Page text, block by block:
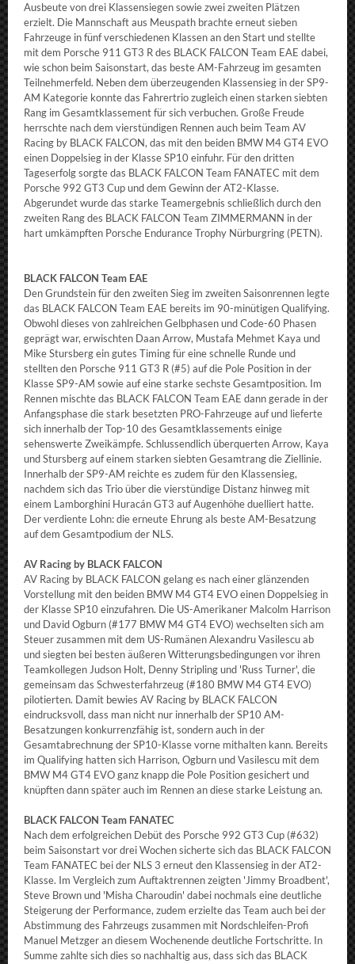
Ausbeute von drei Klassensiegen sowie zwei zweiten Plätzen
erzielt. Die Mannschaft aus Meuspath brachte erneut sieben
Fahrzeuge in fünf verschiedenen Klassen an den Start und stellte
mit dem Porsche 911 GT3 R des BLACK FALCON Team EAE dabei,
wie schon beim Saisonstart, das beste AM-Fahrzeug im gesamten
Teilnehmerfeld. Neben dem überzeugenden Klassensieg in der SP9-
AM Kategorie konnte das Fahrertrio zugleich einen starken siebten
Rang im Gesamtklassement für sich verbuchen. Große Freude
herrschte nach dem vierstündigen Rennen auch beim Team AV
Racing by BLACK FALCON, das mit den beiden BMW M4 GT4 EVO
einen Doppelsieg in der Klasse SP10 einfuhr. Für den dritten
Tageserfolg sorgte das BLACK FALCON Team FANATEC mit dem
Porsche 992 GT3 Cup und dem Gewinn der AT2-Klasse.
Abgerundet wurde das starke Teamergebnis schließlich durch den
zweiten Rang des BLACK FALCON Team ZIMMERMANN in der
hart umkämpften Porsche Endurance Trophy Nürburgring (PETN).
BLACK FALCON Team EAE
Den Grundstein für den zweiten Sieg im zweiten Saisonrennen legte
das BLACK FALCON Team EAE bereits im 90-minütigen Qualifying.
Obwohl dieses von zahlreichen Gelbphasen und Code-60 Phasen
geprägt war, erwischten Daan Arrow, Mustafa Mehmet Kaya und
Mike Stursberg ein gutes Timing für eine schnelle Runde und
stellten den Porsche 911 GT3 R (#5) auf die Pole Position in der
Klasse SP9-AM sowie auf eine starke sechste Gesamtposition. Im
Rennen mischte das BLACK FALCON Team EAE dann gerade in der
Anfangsphase die stark besetzten PRO-Fahrzeuge auf und lieferte
sich innerhalb der Top-10 des Gesamtklassements einige
sehenswerte Zweikämpfe. Schlussendlich überquerten Arrow, Kaya
und Stursberg auf einem starken siebten Gesamtrang die Ziellinie.
Innerhalb der SP9-AM reichte es zudem für den Klassensieg,
nachdem sich das Trio über die vierstündige Distanz hinweg mit
einem Lamborghini Huracán GT3 auf Augenhöhe duelliert hatte.
Der verdiente Lohn: die erneute Ehrung als beste AM-Besatzung
auf dem Gesamtpodium der NLS.
AV Racing by BLACK FALCON
AV Racing by BLACK FALCON gelang es nach einer glänzenden
Vorstellung mit den beiden BMW M4 GT4 EVO einen Doppelsieg in
der Klasse SP10 einzufahren. Die US-Amerikaner Malcolm Harrison
und David Ogburn (#177 BMW M4 GT4 EVO) wechselten sich am
Steuer zusammen mit dem US-Rumänen Alexandru Vasilescu ab
und siegten bei besten äußeren Witterungsbedingungen vor ihren
Teamkollegen Judson Holt, Denny Stripling und 'Russ Turner', die
gemeinsam das Schwesterfahrzeug (#180 BMW M4 GT4 EVO)
pilotierten. Damit bewies AV Racing by BLACK FALCON
eindrucksvoll, dass man nicht nur innerhalb der SP10 AM-
Besatzungen konkurrenzfähig ist, sondern auch in der
Gesamtabrechnung der SP10-Klasse vorne mithalten kann. Bereits
im Qualifying hatten sich Harrison, Ogburn und Vasilescu mit dem
BMW M4 GT4 EVO ganz knapp die Pole Position gesichert und
knüpften dann später auch im Rennen an diese starke Leistung an.
BLACK FALCON Team FANATEC
Nach dem erfolgreichen Debüt des Porsche 992 GT3 Cup (#632)
beim Saisonstart vor drei Wochen sicherte sich das BLACK FALCON
Team FANATEC bei der NLS 3 erneut den Klassensieg in der AT2-
Klasse. Im Vergleich zum Auftaktrennen zeigten 'Jimmy Broadbent',
Steve Brown und 'Misha Charoudin' dabei nochmals eine deutliche
Steigerung der Performance, zudem erzielte das Team auch bei der
Abstimmung des Fahrzeugs zusammen mit Nordschleifen-Profi
Manuel Metzger an diesem Wochenende deutliche Fortschritte. In
Summe zahlte sich dies so nachhaltig aus, dass sich das BLACK